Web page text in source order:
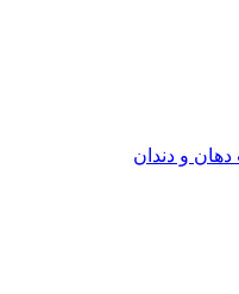
و دندان